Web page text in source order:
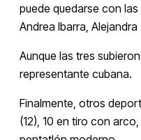
puede quedarse con
Andrea Ibarra,
Aunque las tres
representante cubana.
Finalmente, otros
(12), 10 en tiro con